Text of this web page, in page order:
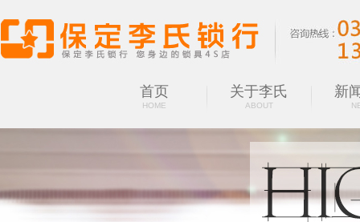
首页
HOME
关于李氏
ABOUT
新